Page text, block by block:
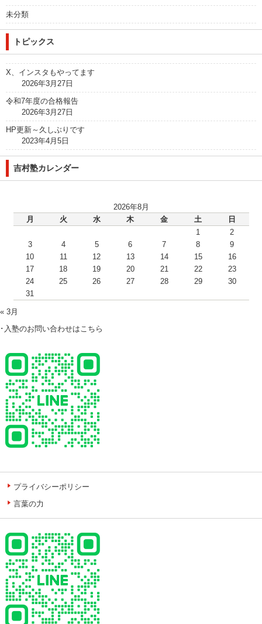
未分類
トピックス
X、インスタもやってます
2026年3月27日
令和7年度の合格報告
2026年3月27日
HP更新～久しぶりです
2023年4月5日
吉村塾カレンダー
2026年8月
月
火 水 木 金 土
日
1
2
3
4 5 6 7 8
9
10
11 12 13 14 15
16
17
18 19 20 21 22
23
24
25 26 27 28 29
30
31
« 3月
･入塾のお問い合わせはこちら
プライバシーポリシー
言葉の力